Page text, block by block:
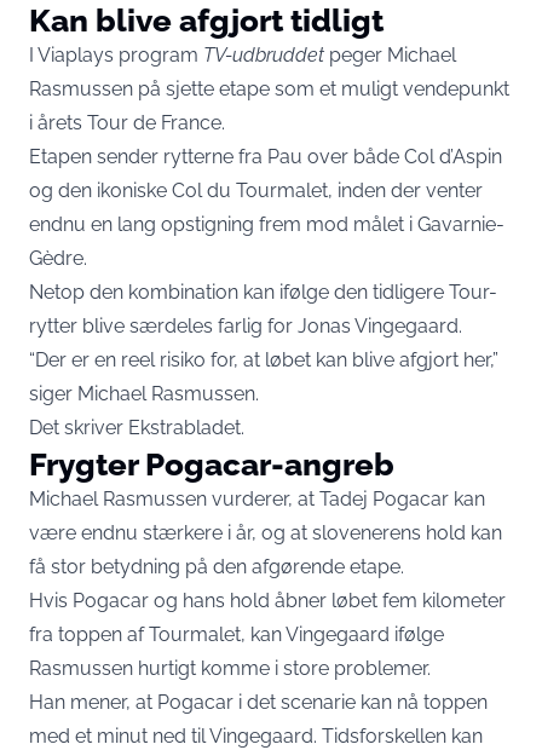
Kan blive afgjort tidligt
I Viaplays program TV-udbruddet peger Michael
Rasmussen på sjette etape som et muligt vendepunkt
i årets Tour de France.
Etapen sender rytterne fra Pau over både Col d’Aspin
og den ikoniske Col du Tourmalet, inden der venter
endnu en lang opstigning frem mod målet i Gavarnie-
Gèdre.
Netop den kombination kan ifølge den tidligere Tour-
rytter blive særdeles farlig for Jonas Vingegaard.
“Der er en reel risiko for, at løbet kan blive afgjort her,”
siger Michael Rasmussen.
Det skriver Ekstrabladet.
Frygter Pogacar-angreb
Michael Rasmussen vurderer, at Tadej Pogacar kan
være endnu stærkere i år, og at slovenerens hold kan
få stor betydning på den afgørende etape.
Hvis Pogacar og hans hold åbner løbet fem kilometer
fra toppen af Tourmalet, kan Vingegaard ifølge
Rasmussen hurtigt komme i store problemer.
Han mener, at Pogacar i det scenarie kan nå toppen
med et minut ned til Vingegaard. Tidsforskellen kan